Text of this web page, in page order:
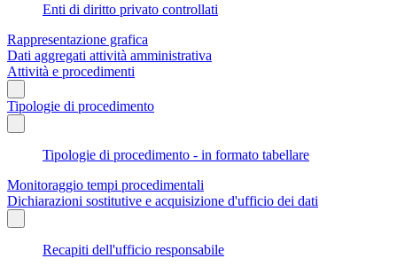
Enti di diritto privato controllati
Rappresentazione grafica
Dati aggregati attività amministrativa
Attività e procedimenti
Tipologie di procedimento
Tipologie di procedimento - in formato tabellare
Monitoraggio tempi procedimentali
Dichiarazioni sostitutive e acquisizione d'ufficio dei dati
Recapiti dell'ufficio responsabile